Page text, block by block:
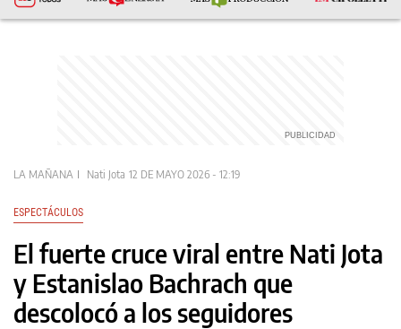
LA MAÑANA Nati Jota 12 DE MAYO 2026 - 12:19
ESPECTÁCULOS
El fuerte cruce viral entre Nati Jota
y Estanislao Bachrach que
descolocó a los seguidores